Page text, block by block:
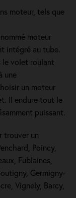
moteur, tels que
moteur
intégré au tube.
le volet roulant
une
un moteur
Il endure tout le
puissant.
trouver un
Poincy,
Fublaines,
Germigny-
Vignely, Barcy,